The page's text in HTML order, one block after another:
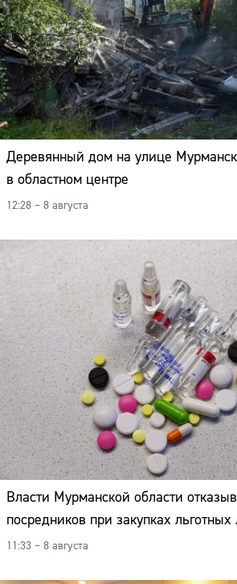
Деревянный дом на улице
в областном центре
12:28 – 8 августа
Власти Мурманской области
посредников при закупках льготных
11:33 – 8 августа